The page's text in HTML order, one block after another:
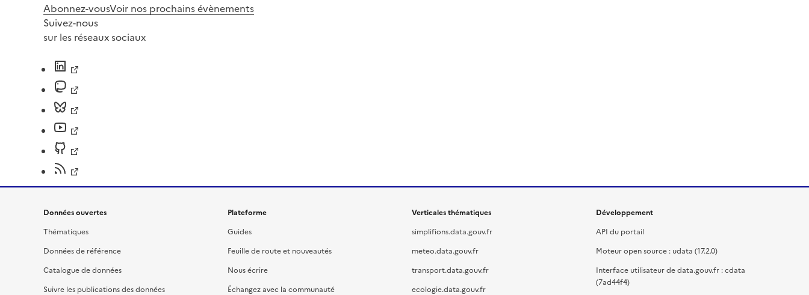
Abonnez-vousVoir nos prochains évènements
Suivez-nous
sur les réseaux sociaux
Données ouvertes
Thématiques
Données de référence
Catalogue de données
Suivre les publications des données
Plateforme
Guides
Feuille de route et nouveautés
Nous écrire
Échangez avec la communauté
Verticales thématiques
simplifions.data.gouv.fr
meteo.data.gouv.fr
transport.data.gouv.fr
ecologie.data.gouv.fr
Développement
API du portail
Moteur open source : udata (17.2.0)
Interface utilisateur de data.gouv.fr : cdata
(7ad44f4)